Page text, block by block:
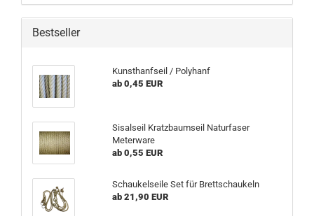
Bestseller
Kunsthanfseil / Polyhanf
ab 0,45 EUR
Sisalseil Kratzbaumseil Naturfaser
Meterware
ab 0,55 EUR
Schaukelseile Set für Brettschaukeln
ab 21,90 EUR